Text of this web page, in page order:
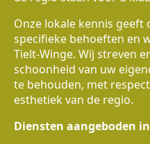
Onze lokale kennis geeft
specifieke behoeften en
Tielt-Winge. Wij streven
schoonheid van uw
te behouden, met
esthetiek van de regio.
Diensten aangeboden